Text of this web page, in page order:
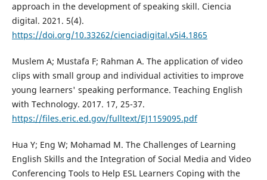
approach in the development of speaking skill. Ciencia
digital. 2021. 5(4).
https://doi.org/10.33262/cienciadigital.v5i4.1865
Muslem A; Mustafa F; Rahman A. The application of video
clips with small group and individual activities to improve
young learners' speaking performance. Teaching English
with Technology. 2017. 17, 25-37.
https://files.eric.ed.gov/fulltext/EJ1159095.pdf
Hua Y; Eng W; Mohamad M. The Challenges of Learning
English Skills and the Integration of Social Media and Video
Conferencing Tools to Help ESL Learners Coping with the